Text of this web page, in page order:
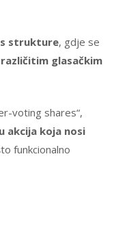
strukture, gdje se
glasačkim
voting shares“,
akcija koja nosi
funkcionalno